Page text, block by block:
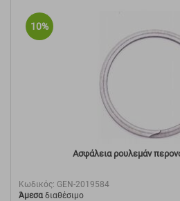
10%
Ασφάλεια ρουλεμάν
Κωδικός: GEN-2019584
Άμεσα διαθέσιμο